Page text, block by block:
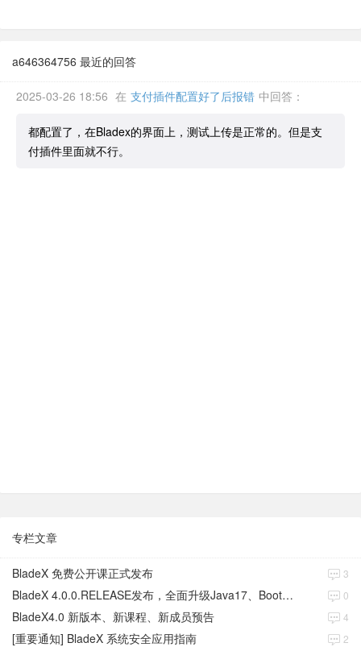
a646364756 最近的回答
2025-03-26 18:56 在 支付插件配置好了后报错 中回答：
都配置了，在Bladex的界面上，测试上传是正常的。但是支
付插件里面就不行。
专栏文章
BladeX 免费公开课正式发布 3
BladeX 4.0.0.RELEASE发布，全面升级Java17、Boot3、Cloud2023 0
BladeX4.0 新版本、新课程、新成员预告 4
[重要通知] BladeX 系统安全应用指南 2